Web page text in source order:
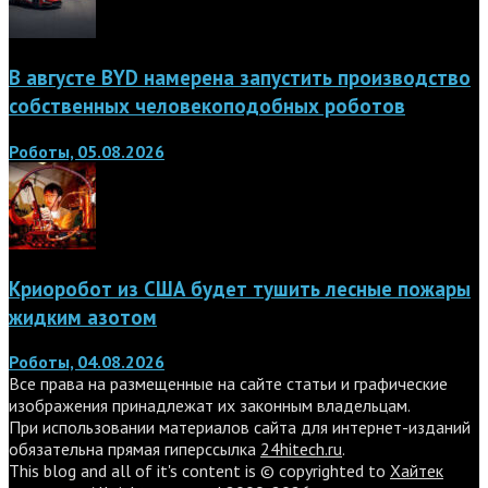
В августе BYD намерена запустить производство
собственных человекоподобных роботов
Роботы, 05.08.2026
Криоробот из США будет тушить лесные пожары
жидким азотом
Роботы, 04.08.2026
Все права на размещенные на сайте статьи и графические
изображения принадлежат их законным владельцам.
При использовании материалов сайта для интернет-изданий
обязательна прямая гиперссылка 24hitech.ru.
This blog and all of it's content is © copyrighted to Хайтек